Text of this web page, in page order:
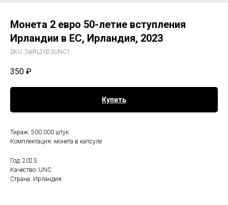
Монета 2 евро 50-летие вступления
Ирландии в ЕС, Ирландия, 2023
SKU: 2eIRL2023UNC1
350 ₽
Купить
Тираж: 500 000 штук
Комплектация: монета в капсуле
Год: 2023
Качество: UNC
Страна: Ирландия